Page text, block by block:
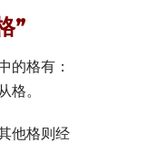
”
的格有：
格。
他格则经